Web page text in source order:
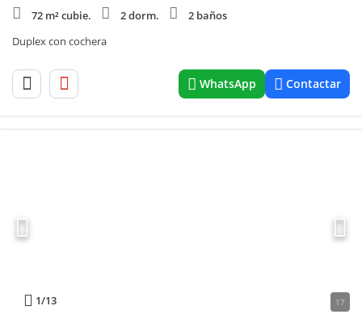
72 m² cubie.
2 dorm.
2 baños
Duplex con cochera
WhatsApp Contactar
1/13 17